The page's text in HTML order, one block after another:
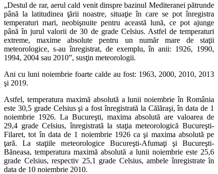
„Destul de rar, aerul cald venit dinspre bazinul Mediteranei pătrunde
până la latitudinea ţării noastre, situaţie în care se pot înregistra
temperaturi mari, neobişnuite pentru această lună, ce pot ajunge
până în jurul valorii de 30 de grade Celsius. Astfel de temperaturi
extreme, maxime absolute pentru un număr mare de staţii
meteorologice, s-au înregistrat, de exemplu, în anii: 1926, 1990,
1994, 2004 sau 2010”, susţin meteorologii.
Ani cu luni noiembrie foarte calde au fost: 1963, 2000, 2010, 2013
şi 2019.
Astfel, temperatura maximă absolută a lunii noiembrie în România
este 30,5 grade Celsius şi a fost înregistrată la Călăraşi, în data de 1
noiembrie 1926. La Bucureşti, maxima absolută are valoarea de
29,4 grade Celsius, înregistrată la staţia meteorologică Bucureşti-
Filaret, tot în data de 1 noiembrie 1926 ca şi maxima absolută pe
ţară. La staţiile meteorologice Bucureşti-Afumaţi şi Bucureşti-
Băneasa, temperatura maximă absolută a lunii noiembrie este 25,6
grade Celsius, respectiv 25,1 grade Celsius, ambele înregistrate în
data de 10 noiembrie 2010.